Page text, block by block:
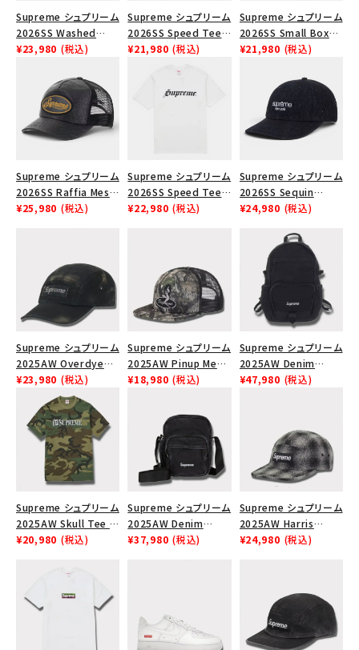
ACCOUNT MENU
ようこそ ゲスト 様
ログイン 会員登録
Supreme シュプリーム
2026SS Washed
Chino Twill Camp
ツイル キャンプキャップ
ブラック
¥23,980 (税込)
Supreme シュプリーム
2026SS Speed Tee
スピードTシャツ ブラッ
¥21,980 (税込)
Supreme シュプリーム
2026SS Small Box
Tee スモールボックス
¥21,980 (税込)
Supreme シュプリーム
2026SS Raffia Mesh
Back 5-Panel ラフィア
¥25,980 (税込)
Supreme シュプリーム
2026SS Speed Tee
スピードTシャツ ホワ
¥22,980 (税込)
Supreme シュプリーム
2026SS Sequin
Denim Classic Logo
デニム クラシックロゴ
6パネルキャップ ブラッ
¥24,980 (税込)
Supreme シュプリーム
2025AW Overdyed
Camp Cap オーバーダ
イド キャンプキャップ
ブラック
¥23,980 (税込)
Supreme シュプリーム
2025AW Pinup Mesh
Back 5-Panel Capピ
5パネルキャップ トゥ
ルーティンバーHTC フ
ォールカモ
¥18,980 (税込)
Supreme シュプリーム
2025AW Denim
Backpack デニム バッ
¥47,980 (税込)
Supreme シュプリーム
2025AW Skull Tee ス
カル Tシャツ ウッドラ
¥20,980 (税込)
Supreme シュプリーム
2025AW Denim
Shoulder Bag デニム
¥37,980 (税込)
Supreme シュプリーム
2025AW Harris
Tweed Camp Cap ハ
¥24,980 (税込)